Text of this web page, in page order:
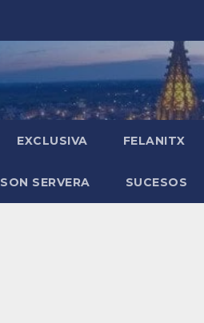
EXCLUSIVA FELANITX
SON SERVERA SUCESOS